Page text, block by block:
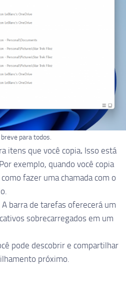
para todos.
itens que você copia. Isso está
exemplo, quando você copia
fazer uma chamada com o
barra de tarefas oferecerá um
sobrecarregados em um
pode descobrir e compartilhar
próximo.